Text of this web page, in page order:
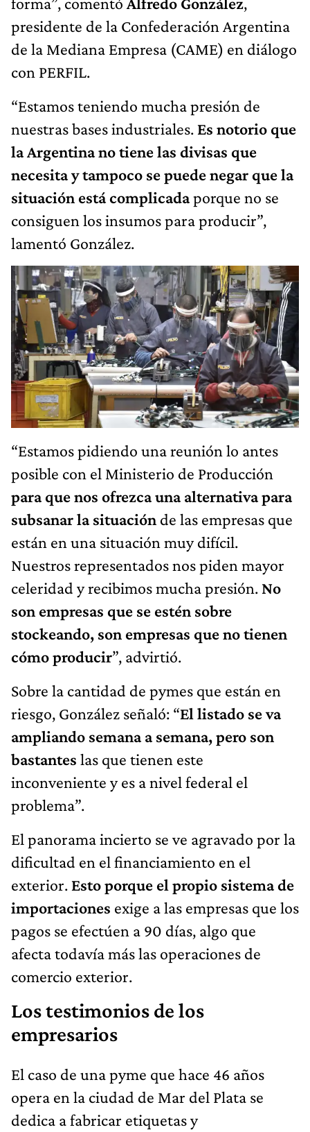
presidente de la Confederación Argentina
de la Mediana Empresa (CAME) en diálogo
con PERFIL.
“Estamos teniendo mucha presión de
nuestras bases industriales. Es notorio que
la Argentina no tiene las divisas que
necesita y tampoco se puede negar que la
situación está complicadaporque no se
consiguen los insumos para producir”,
lamentó González.
“Estamos pidiendo una reunión lo antes
posible con el Ministerio de Producción
para que nos ofrezca una alternativa para
subsanar la situación de las empresas que
están en una situación muy difícil.
Nuestros representados nos piden mayor
celeridad y recibimos mucha presión. No
son empresas que se estén sobre
stockeando, son empresas que no tienen
cómo producir”, advirtió.
Sobre la cantidad de pymes que están en
riesgo, González señaló: “El listado se va
ampliando semana a semana, pero son
bastantes las que tienen este
inconveniente y es a nivel federal el
problema”.
El panorama incierto se ve agravado por la
dificultad en el financiamiento en el
exterior. Esto porque el propio sistema de
importaciones exige a las empresas que los
pagos se efectúen a 90 días, algo que
afecta todavía más las operaciones de
comercio exterior.
Los testimonios de los
empresarios
El caso de una pyme que hace 46 años
opera en la ciudad de Mar del Plata se
dedica a fabricar etiquetas y